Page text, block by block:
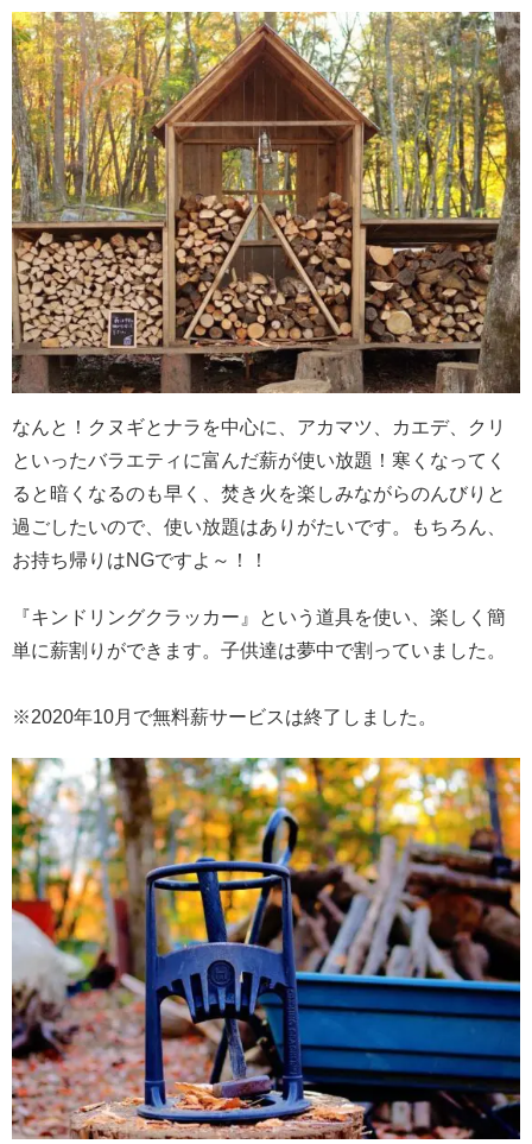
なんと！クヌギとナラを中心に、アカマツ、カエデ、クリ
といったバラエティに富んだ薪が使い放題！寒くなってく
ると暗くなるのも早く、焚き火を楽しみながらのんびりと
過ごしたいので、使い放題はありがたいです。もちろん、
お持ち帰りはNGですよ～！！
『キンドリングクラッカー』という道具を使い、楽しく簡
単に薪割りができます。子供達は夢中で割っていました。
※2020年10月で無料薪サービスは終了しました。